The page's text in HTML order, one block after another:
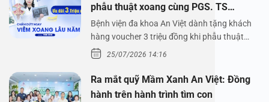
phẫu thuật xoang cùng PGS. TS
Nguyễn Thị Hoài An
Bệnh viện đa khoa An Việt dành tặng khách
hàng voucher 3 triệu đồng khi phẫu thuật
xoang cùng PGS.…
25/07/2026 14:16
Ra mắt quỹ Mầm Xanh An Việt: Đồng
hành trên hành trình tìm con